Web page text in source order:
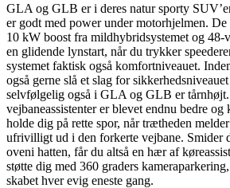
GLA og GLB er i deres natur sporty
er godt med power under motorhjelmen.
10 kW boost fra mildhybridsystemet og 48-
en glidende lynstart, når du trykker
systemet faktisk også komfortniveauet.
også gerne slå et slag for
selvfølgelig også i GLA og GLB er
vejbaneassistenter er blevet endnu bedre
holde dig på rette spor, når trætheden
ufrivilligt ud i den forkerte vejbane. Smider
oveni hatten, får du altså en hær af
støtte dig med 360 graders
skabet hver evig eneste gang.